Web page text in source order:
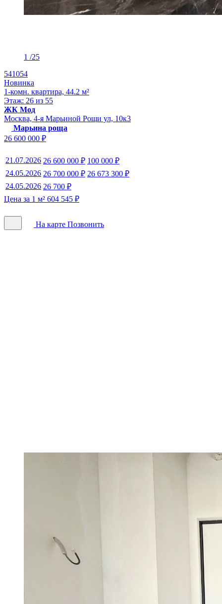
1 /25
541054
Новинка
1-комн. квартира, 44.2 м²
Этаж: 26 из 55
ЖК Мод
Москва, 4-я Марьиной Рощи ул, 10к3
Марьина роща
26 600 000 ₽
21.07.2026 26 600 000 ₽ 100 000 ₽
24.05.2026 26 700 000 ₽ 26 673 300 ₽
24.05.2026 26 700 ₽
Цена за 1 м² 604 545 ₽
На карте Позвонить